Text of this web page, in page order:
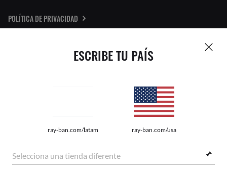
ESCRIBE TU PAÍS
ray-ban.com/latam ray-ban.com/usa
Selecciona una tienda diferente
POLÍTICA DE PRIVACIDAD
qualities or characteristics of the products depicted herein could be inferred
©2026 Luxottica Group S.p.A. - All Rights Reserved